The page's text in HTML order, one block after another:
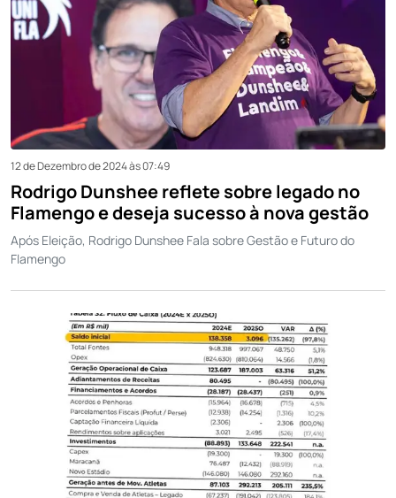
12 de Dezembro de 2024 às 07:49
Rodrigo Dunshee reflete sobre legado no
Flamengo e deseja sucesso à nova gestão
Após Eleição, Rodrigo Dunshee Fala sobre Gestão e Futuro do
Flamengo